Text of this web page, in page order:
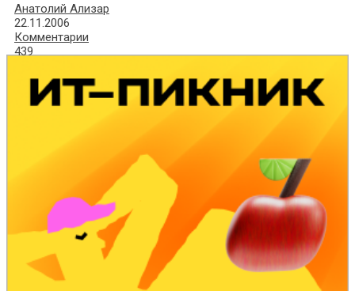
Анатолий Ализар
22.11.2006
Комментарии
439